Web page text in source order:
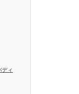
ディ